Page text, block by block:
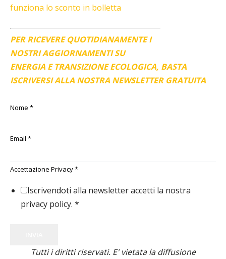
funziona lo sconto in bolletta
PER RICEVERE QUOTIDIANAMENTE I
NOSTRI AGGIORNAMENTI SU
ENERGIA E TRANSIZIONE ECOLOGICA, BASTA
ISCRIVERSI ALLA NOSTRA NEWSLETTER GRATUITA
Nome *
Email *
Accettazione Privacy*
Iscrivendoti alla newsletter accetti la nostra
privacy policy. *
Tutti i diritti riservati. E' vietata la diffusione